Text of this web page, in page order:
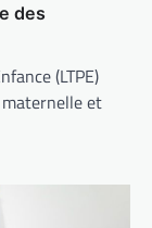
des
(LTPE)
et